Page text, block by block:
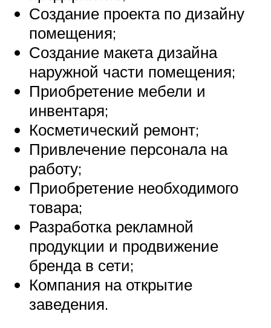
Создание проекта по дизайну
помещения;
Создание макета дизайна
наружной части помещения;
Приобретение мебели и
инвентаря;
Косметический ремонт;
Привлечение персонала на
работу;
Приобретение необходимого
товара;
Разработка рекламной
продукции и продвижение
бренда в сети;
Компания на открытие
заведения.